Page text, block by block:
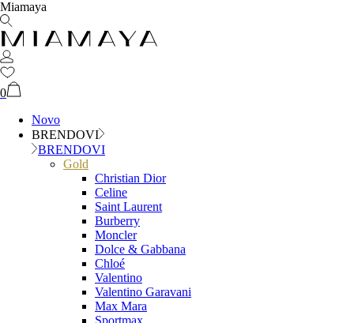
Miamaya
0
Novo
BRENDOVI
BRENDOVI
Gold
Christian Dior
Celine
Saint Laurent
Burberry
Moncler
Dolce & Gabbana
Chloé
Valentino
Valentino Garavani
Max Mara
Sportmax